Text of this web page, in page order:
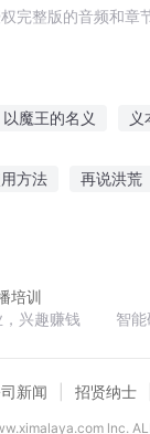
整版的音频和章
以魔王的名义 义
方法 再说洪荒
培训
兴趣赚钱
智
新闻 招贤纳士
lnc.